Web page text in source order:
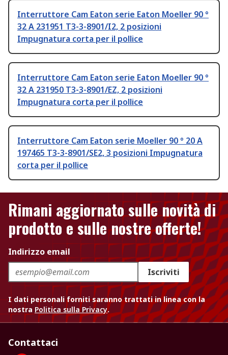
Interruttore Cam Eaton serie Eaton Moeller 90 °
32 A 231951 T3-3-8901/I2, 2 posizioni
Impugnatura corta per il pollice
Interruttore Cam Eaton serie Eaton Moeller 90 °
32 A 231950 T3-3-8901/EZ, 2 posizioni
Impugnatura corta per il pollice
Interruttore Cam Eaton serie Moeller 90 ° 20 A
197465 T3-3-8901/SE2, 3 posizioni Impugnatura
corta per il pollice
Rimani aggiornato sulle novità di
prodotto e sulle nostre offerte!
Indirizzo email
Iscriviti
I dati personali forniti saranno trattati in linea con la
nostra Politica sulla Privacy.
Contattaci